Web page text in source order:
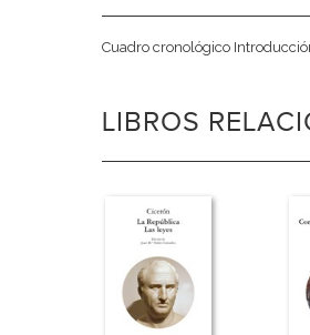
Cuadro cronológico
LIBROS